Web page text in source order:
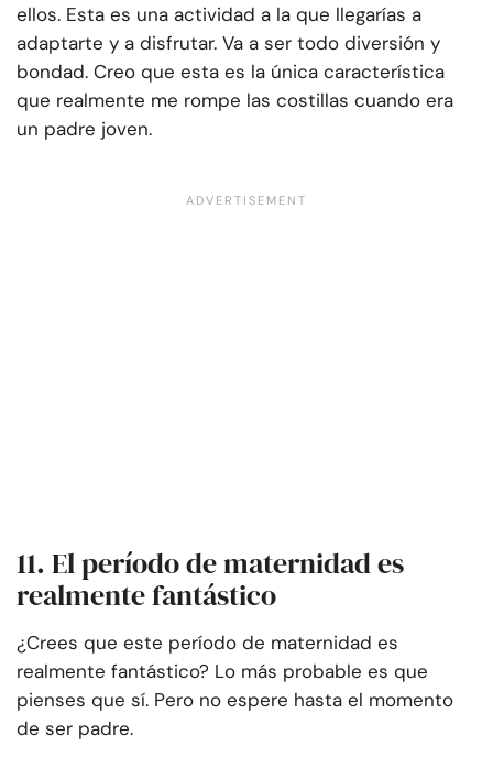
ellos. Esta es una actividad a la que llegarías a
adaptarte y a disfrutar. Va a ser todo diversión y
bondad. Creo que esta es la única característica
que realmente me rompe las costillas cuando era
un padre joven.
11. El período de maternidad es
realmente fantástico
¿Crees que este período de maternidad es
realmente fantástico? Lo más probable es que
pienses que sí. Pero no espere hasta el momento
de ser padre.